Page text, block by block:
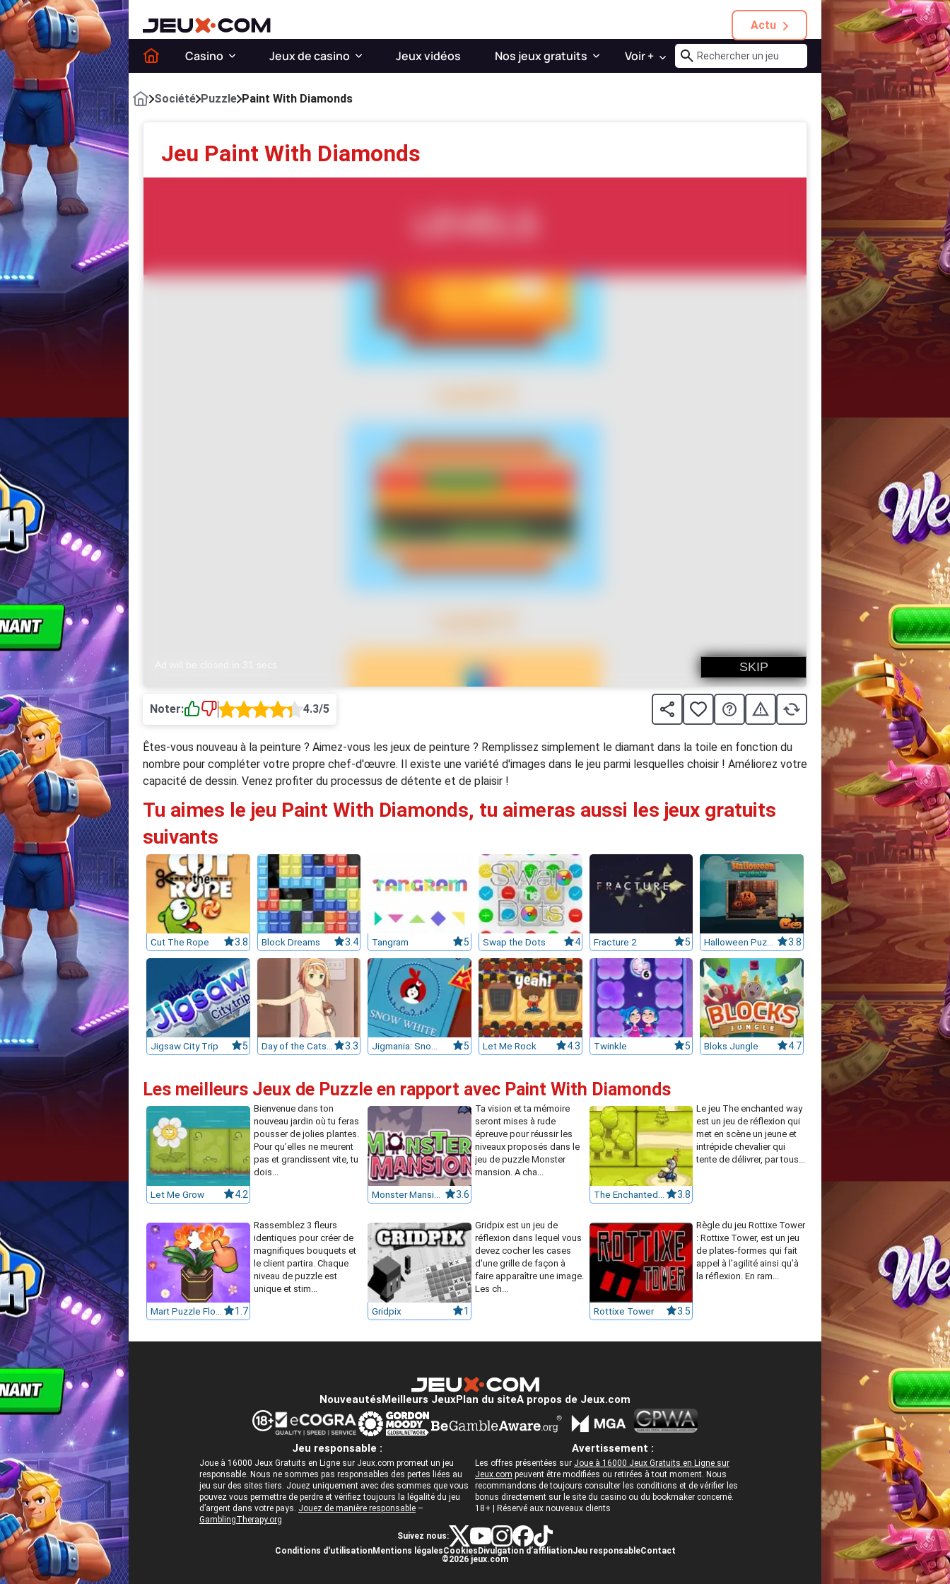
Actu
Casino Jeux de casino Jeux vidéos Nos jeux gratuits Voir +
Société Puzzle Paint With Diamonds
Jeu Paint With Diamonds
Noter: 4.3/5
Êtes-vous nouveau à la peinture ? Aimez-vous les jeux de peinture ? Remplissez simplement le diamant dans la toile en fonction du
nombre pour compléter votre propre chef-d'œuvre. Il existe une variété d'images dans le jeu parmi lesquelles choisir ! Améliorez votre
capacité de dessin. Venez profiter du processus de détente et de plaisir !
Tu aimes le jeu Paint With Diamonds, tu aimeras aussi les jeux gratuits
suivants
Cut The Rope 3.8 Block Dreams 3.4 Tangram 5 Swap the Dots 4 Fracture 2 5 Halloween Puzzle 3.8
Jigsaw City Trip 5 Day of the Cats: Episode 1 3.3 Jigmania: Snow White 5 Let Me Rock 4.3 Twinkle 5 Bloks Jungle 4.7
Les meilleurs Jeux de Puzzle en rapport avec Paint With Diamonds
Let Me Grow 4.2
Bienvenue dans ton
nouveau jardin où tu feras
pousser de jolies plantes.
Pour qu’elles ne meurent
pas et grandissent vite, tu
dois...
3.6
Ta vision et ta mémoire
seront mises à rude
épreuve pour réussir les
niveaux proposés dans le
jeu de puzzle Monster
mansion. A cha...
3.8
Le jeu The enchanted way
est un jeu de réflexion qui
met en scène un jeune et
intrépide chevalier qui
tente de délivrer, par tous...
1.7
Rassemblez 3 fleurs
identiques pour créer de
magnifiques bouquets et
le client partira. Chaque
niveau de puzzle est
unique et stim...
Gridpix 1
Gridpix est un jeu de
réflexion dans lequel vous
devez cocher les cases
d'une grille de façon à
faire apparaître une image.
Les ch...
Rottixe Tower 3.5
Règle du jeu Rottixe Tower
: Rottixe Tower, est un jeu
de plates-formes qui fait
appel à l’agilité ainsi qu’à
la réflexion. En ram...
Nouveautés Meilleurs JeuxPlan du siteA propos de Jeux.com
Jeu responsable :
Joue à 16000 Jeux Gratuits en Ligne sur Jeux.com promeut un jeu
responsable. Nous ne sommes pas responsables des pertes liées au
jeu sur des sites tiers. Jouez uniquement avec des sommes que vous
pouvez vous permettre de perdre et vérifiez toujours la légalité du jeu
d’argent dans votre pays. Jouez de manière responsable –
GamblingTherapy.org
Avertissement :
Les offres présentées sur Joue à 16000 Jeux Gratuits en Ligne sur
Jeux.com peuvent être modifiées ou retirées à tout moment. Nous
recommandons de toujours consulter les conditions et de vérifier les
bonus directement sur le site du casino ou du bookmaker concerné.
18+ | Réservé aux nouveaux clients
Suivez nous:
Conditions d'utilisationMentions légalesCookies Divulgation d’affiliationJeu responsableContact
©2026 jeux.com